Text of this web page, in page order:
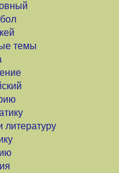
темы
литературу